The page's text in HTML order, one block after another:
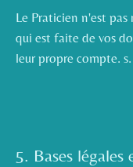
Le Praticien n'est
qui est faite de vos
leur propre compte. s.
5. Bases